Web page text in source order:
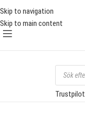
Skip to navigation
Skip to main content
Trustpilot